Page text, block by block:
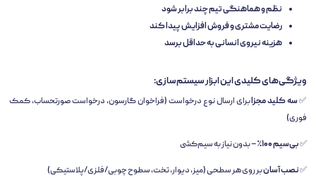
نظم و هماهنگی تیم چند برابر شود
رضایت مشتری و فروش افزایش پیدا کند
هزینه نیروی انسانی به حداقل برسد
ویژگی‌های کلیدی این ابزار سیستم‌سازی:
✅سه کلید مجزابرای ارسال نوع درخواست (فراخوان گارسون، درخواست صورتحساب، کمک
فوری)
✅بی‌سیم ۱۰۰٪ – بدون نیاز به سیم‌کشی
✅نصب آسانبر روی هر سطحی (میز، دیوار، تخت، سطوح چوبی/فلزی/پلاستیکی)